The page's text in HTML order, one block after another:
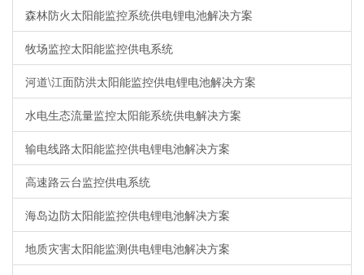
森林防火太阳能监控系统供电锂电池解决方案
牧场监控太阳能监控供电系统
河道\江面防洪太阳能监控供电锂电池解决方案
水电生态流量监控太阳能系统供电解决方案
输电线路太阳能监控供电锂电池解决方案
高速路云台监控供电系统
海岛边防太阳能监控供电锂电池解决方案
地质灾害太阳能监测供电锂电池解决方案